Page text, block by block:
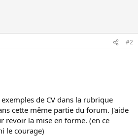
#2
de CV dans la rubrique
cette même partie du forum. J'aide
revoir la mise en forme. (en ce
le courage)